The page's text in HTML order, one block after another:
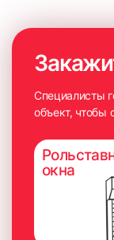
Специалисты
объект, чтобы
окна